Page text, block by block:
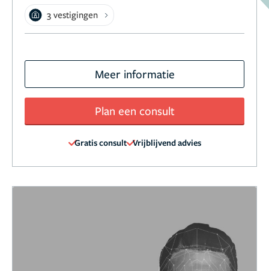
3 vestigingen
Meer informatie
Plan een consult
Gratis consult Vrijblijvend advies